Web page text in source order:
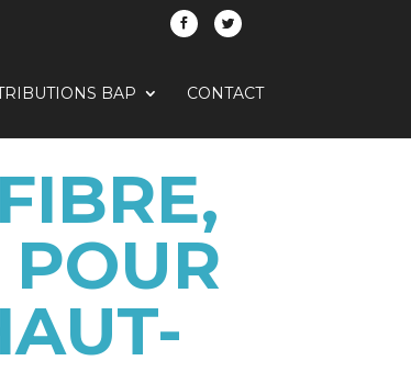
BAP CONTACT